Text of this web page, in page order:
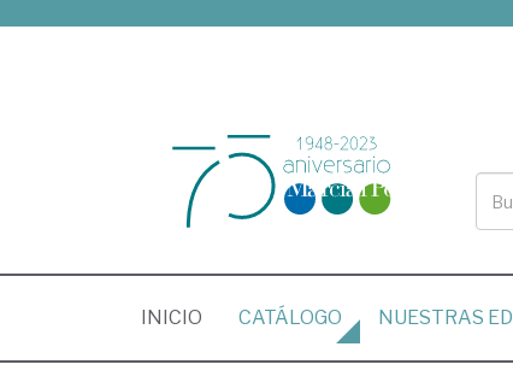
INICIO (CURRENT)
CATÁLOGO NUESTRAS